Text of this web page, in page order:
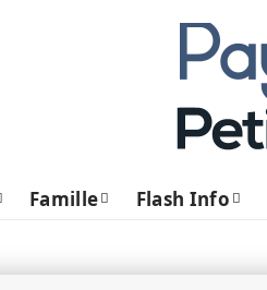
Famille Flash Info